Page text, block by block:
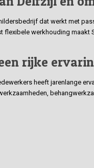
dat werkt met
flexibele werkhouding
rijke
heeft jarenlange